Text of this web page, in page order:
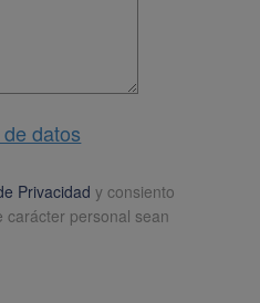
datos
Privacidad y consiento
carácter personal sean